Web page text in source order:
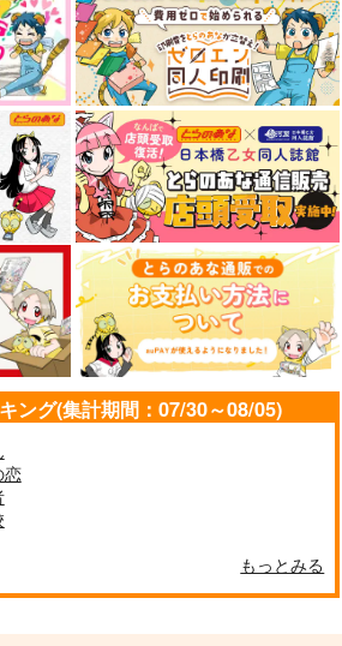
ング(集計期間：07/30～08/05)
恋
もっとみる